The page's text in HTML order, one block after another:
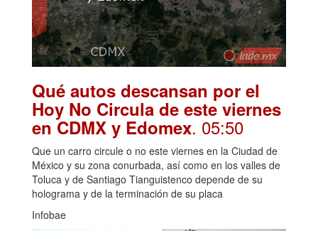
Qué autos descansan por el
Hoy No Circula de este viernes
en CDMX y Edomex. 05:50
Que un carro circule o no este viernes en la Ciudad de
México y su zona conurbada, así como en los valles de
Toluca y de Santiago Tianguistenco depende de su
holograma y de la terminación de su placa
Infobae